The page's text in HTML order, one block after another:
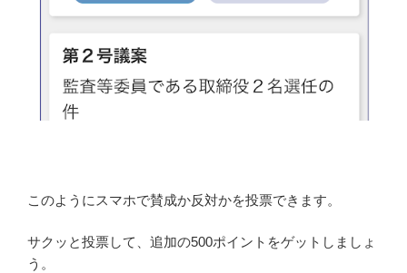
このようにスマホで賛成か反対かを投票できます。
サクッと投票して、追加の500ポイントをゲットしましょ
う。